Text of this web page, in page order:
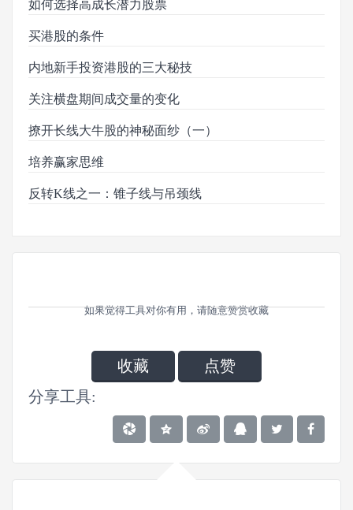
如何选择高成长潜力股票
买港股的条件
内地新手投资港股的三大秘技
关注横盘期间成交量的变化
撩开长线大牛股的神秘面纱（一）
培养赢家思维
反转K线之一：锥子线与吊颈线
如果觉得工具对你有用，请随意赞赏收藏
收藏
点赞
分享工具: